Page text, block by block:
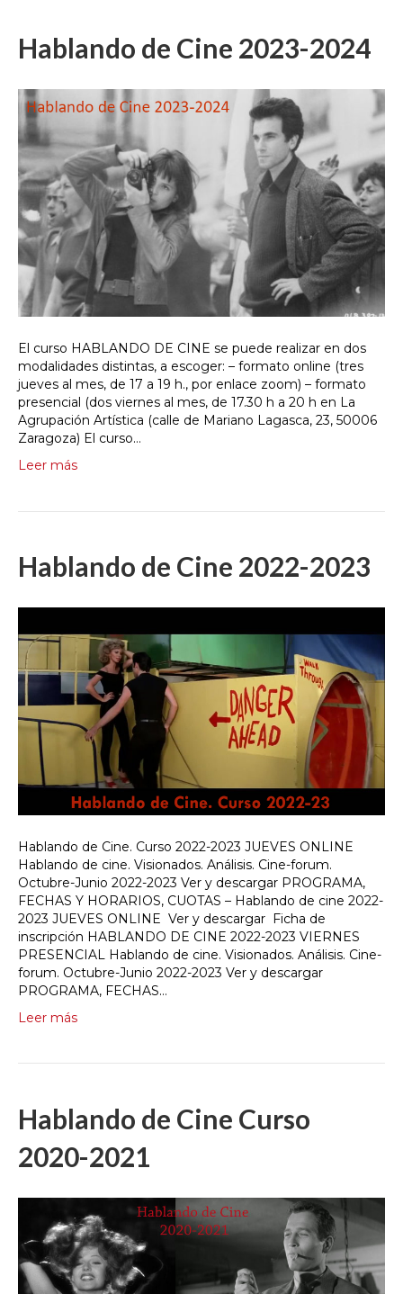
Hablando de Cine 2023-2024
El curso HABLANDO DE CINE se puede realizar en dos
modalidades distintas, a escoger: – formato online (tres
jueves al mes, de 17 a 19 h., por enlace zoom) – formato
presencial (dos viernes al mes, de 17.30 h a 20 h en La
Agrupación Artística (calle de Mariano Lagasca, 23, 50006
Zaragoza) El curso…
Leer más
Hablando de Cine 2022-2023
Hablando de Cine. Curso 2022-2023 JUEVES ONLINE
Hablando de cine. Visionados. Análisis. Cine-forum.
Octubre-Junio 2022-2023 Ver y descargar PROGRAMA,
FECHAS Y HORARIOS, CUOTAS – Hablando de cine 2022-
2023 JUEVES ONLINE Ver y descargar Ficha de
inscripción HABLANDO DE CINE 2022-2023 VIERNES
PRESENCIAL Hablando de cine. Visionados. Análisis. Cine-
forum. Octubre-Junio 2022-2023 Ver y descargar
PROGRAMA, FECHAS…
Leer más
Hablando de Cine Curso
2020-2021